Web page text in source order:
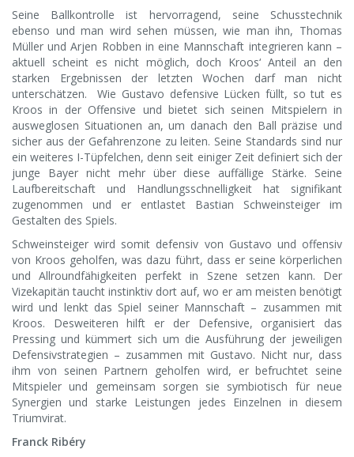
Seine Ballkontrolle ist hervorragend, seine Schusstechnik
ebenso und man wird sehen müssen, wie man ihn, Thomas
Müller und Arjen Robben in eine Mannschaft integrieren kann –
aktuell scheint es nicht möglich, doch Kroos‘ Anteil an den
starken Ergebnissen der letzten Wochen darf man nicht
unterschätzen. Wie Gustavo defensive Lücken füllt, so tut es
Kroos in der Offensive und bietet sich seinen Mitspielern in
ausweglosen Situationen an, um danach den Ball präzise und
sicher aus der Gefahrenzone zu leiten. Seine Standards sind nur
ein weiteres I-Tüpfelchen, denn seit einiger Zeit definiert sich der
junge Bayer nicht mehr über diese auffällige Stärke. Seine
Laufbereitschaft und Handlungsschnelligkeit hat signifikant
zugenommen und er entlastet Bastian Schweinsteiger im
Gestalten des Spiels.
Schweinsteiger wird somit defensiv von Gustavo und offensiv
von Kroos geholfen, was dazu führt, dass er seine körperlichen
und Allroundfähigkeiten perfekt in Szene setzen kann. Der
Vizekapitän taucht instinktiv dort auf, wo er am meisten benötigt
wird und lenkt das Spiel seiner Mannschaft – zusammen mit
Kroos. Desweiteren hilft er der Defensive, organisiert das
Pressing und kümmert sich um die Ausführung der jeweiligen
Defensivstrategien – zusammen mit Gustavo. Nicht nur, dass
ihm von seinen Partnern geholfen wird, er befruchtet seine
Mitspieler und gemeinsam sorgen sie symbiotisch für neue
Synergien und starke Leistungen jedes Einzelnen in diesem
Triumvirat.
Franck Ribéry